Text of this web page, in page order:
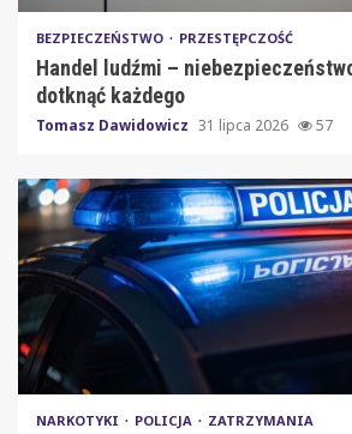
BEZPIECZEŃSTWO PRZESTĘPCZOŚĆ
Handel ludźmi –
dotknąć każdego
Tomasz Dawidowicz 31 lipca 2026 57
NARKOTYKI POLICJA ZATRZYMANIA